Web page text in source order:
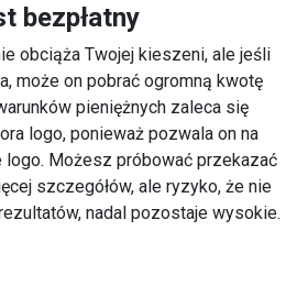
bezpłatny
obciąża Twojej kieszeni, ale jeśli
może on pobrać ogromną kwotę
pieniężnych zaleca się
logo, ponieważ pozwala on na
logo. Możesz próbować przekazać
szczegółów, ale ryzyko, że nie
nadal pozostaje wysokie.